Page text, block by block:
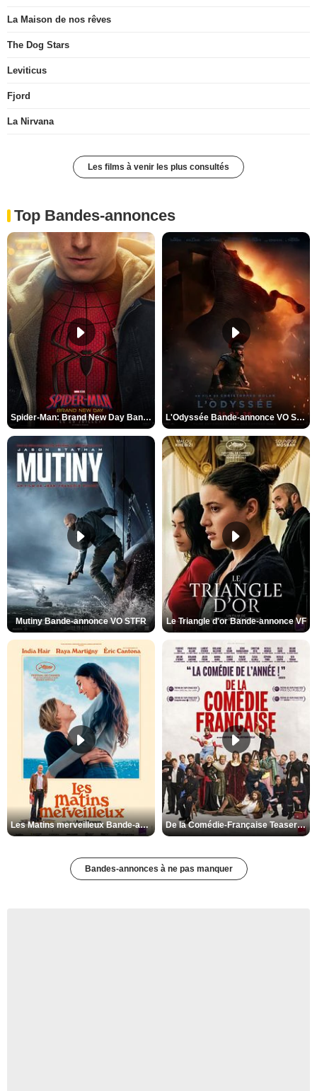
La Maison de nos rêves
The Dog Stars
Leviticus
Fjord
La Nirvana
Les films à venir les plus consultés
Top Bandes-annonces
Spider-Man: Brand New Day Bande-annonce VO STFR L'Odyssée Bande-annonce VO STFR
Mutiny Bande-annonce VO STFR Le Triangle d'or Bande-annonce VF
Les Matins merveilleux Bande-annonce VF De la Comédie-Française Teaser VF
Bandes-annonces à ne pas manquer